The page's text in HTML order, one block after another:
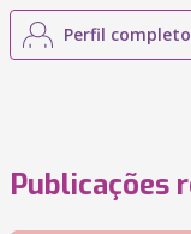
Perfil completo
Publicações